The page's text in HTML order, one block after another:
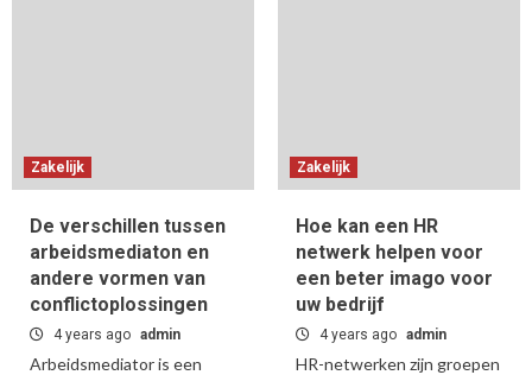
Zakelijk
De verschillen tussen
arbeidsmediaton en
andere vormen van
conflictoplossingen
4 years ago admin
Arbeidsmediator is een
Zakelijk
Hoe kan een HR
netwerk helpen voor
een beter imago voor
uw bedrijf
4 years ago admin
HR-netwerken zijn groepen